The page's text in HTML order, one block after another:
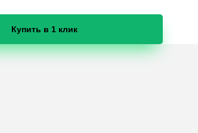
Купить в 1 клик